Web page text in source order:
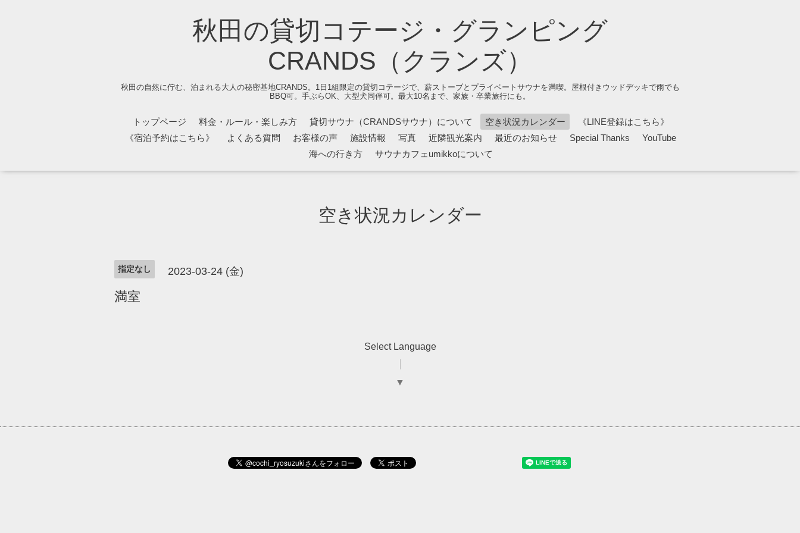
秋田の貸切コテージ・グランピング
CRANDS（クランズ）
秋田の自然に佇む、泊まれる大人の秘密基地CRANDS。1日1組限定の貸切コテージで、薪ストーブとプライベートサウナを満喫。屋根付きウッドデッキで雨でも
BBQ可。手ぶらOK、大型犬同伴可。最大10名まで、家族・卒業旅行にも。
トップページ 料金・ルール・楽しみ方 貸切サウナ（CRANDSサウナ）について 空き状況カレンダー
《LINE登録はこちら》
《宿泊予約はこちら》
よくある質問 お客様の声 施設情報 写真 近隣観光案内 最近のお知らせ Special Thanks
YouTube
海への行き方
サウナカフェumikkoについて
空き状況カレンダー
指定なし 2023-03-24 (金)
満室
Select Language
▼